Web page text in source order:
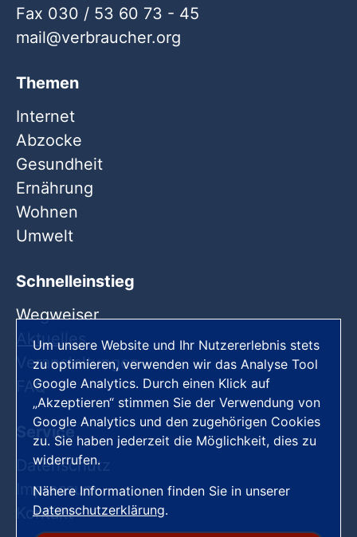
Fax 030 / 53 60 73 - 45
mail
verbraucher org
Themen
Internet
Abzocke
Gesundheit
Ernährung
Wohnen
Umwelt
Schnelleinstieg
Wegweiser
Aktuelles
Veranstaltungen
FAQ
Service
Datenschutz
Impressum
Kontakt
Um unsere Website und Ihr Nutzererlebnis stets
zu optimieren, verwenden wir das Analyse Tool
Google Analytics. Durch einen Klick auf
„Akzeptieren“ stimmen Sie der Verwendung von
Google Analytics und den zugehörigen Cookies
zu. Sie haben jederzeit die Möglichkeit, dies zu
widerrufen.
Nähere Informationen finden Sie in unserer
Datenschutzerklärung.